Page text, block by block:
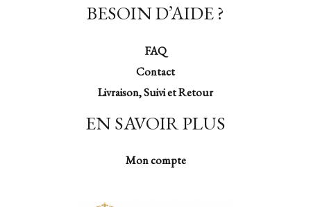
BESOIN D’AIDE ?
FAQ
Contact
Livraison, Suivi et Retour
EN SAVOIR PLUS
Mon compte